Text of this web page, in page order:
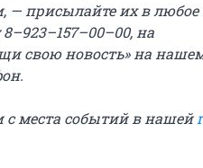
— присылайте их в любое
на
свою новость» на
с места событий в нашей